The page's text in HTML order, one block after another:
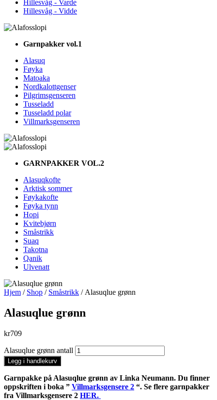
Hillesvåg - Varde
Hillesvåg - Vidde
Garnpakker vol.1
Alasuq
Føyka
Matoaka
Nordkalottgenser
Pilgrimsgenseren
Tusseladd
Tusseladd polar
Villmarksgenseren
GARNPAKKER VOL.2
Alasuqkofte
Arktisk sommer
Føykakofte
Føyka tynn
Hopi
Kvitebjørn
Småstrikk
Suaq
Takotna
Qanik
Ulvenatt
Hjem / Shop / Småstrikk / Alasuqlue grønn
Alasuqlue grønn
kr709
Alasuqlue grønn antall
Legg i handlekurv
Garnpakke på Alasuqlue grønn av Linka Neumann. Du finner
oppskriften i boka ” Villmarksgensere 2 “. Se flere garnpakker
fra Villmarksgensere 2 HER.